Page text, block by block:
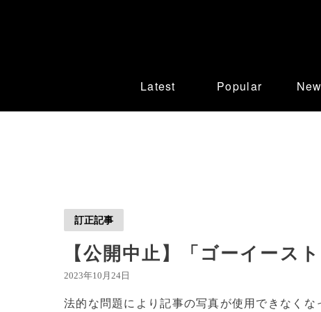
Latest Popular
訂正記事
【公開中止】「ゴーイース
2023年10月24日
法的な問題により記事の写真が使用できなくな